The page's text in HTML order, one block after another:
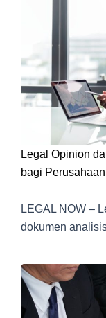
Legal Opinion
bagi Perusahaan
LEGAL NOW –
dokumen